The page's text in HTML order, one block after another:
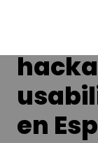
en